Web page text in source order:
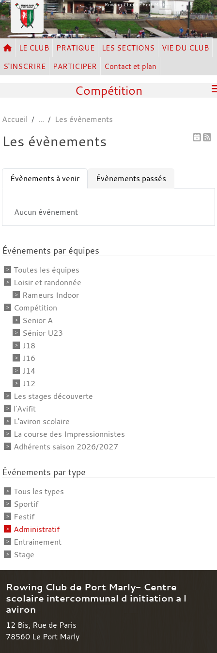
Rowing Club de Port Marly
LE CLUB PRATIQUE LES SECTIONS
VIE DU CLUB
S'INSCRIRE
PARTICIPER Contact et plan
Compétition
Accueil Les évènements
Les évènements
Évènements à venir Évènements passés
Aucun événement
Événements par équipes
Toutes les équipes
Loisir et randonnée
Rameurs Indoor
Compétition
Senior A
Sénior U23
J18
J16
J14
J12
Les stages découverte
l'Avifit
L'aviron scolaire
La course des Impressionnistes
Adhérents saison 2026/2027
Événements par type
Tous les types
Sportif
Festif
Administratif
Entrainement
Stage
Rowing Club de Port Marly- Centre
scolaire intercommunal d initiation a l
aviron
12 Bis, Rue de Paris
78560 Le Port Marly
Panneau de gestion des cookies